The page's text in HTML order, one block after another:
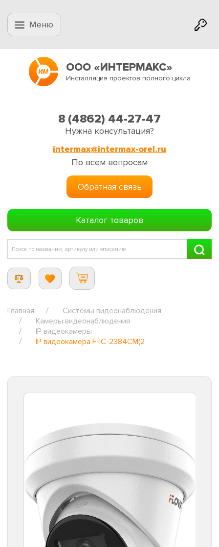
Меню
ООО «ИНТЕРМАКС»
Инсталляция проектов полного цикла
8 (4862) 44-27-47
Нужна консультация?
intermax@intermax-orel.ru
По всем вопросам
Обратная связь
Каталог товаров
Главная
Системы видеонаблюдения
Камеры видеонаблюдения
IP видеокамеры
IP видеокамера F-IC-2384CM(2